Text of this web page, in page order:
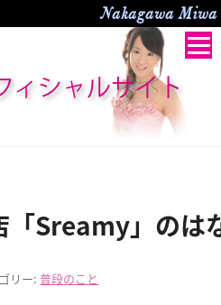
Nakagawa
ィシャルサイト
「Sreamy」のは
リー:普段のこと